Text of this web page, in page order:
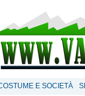
E SOCIETÀ